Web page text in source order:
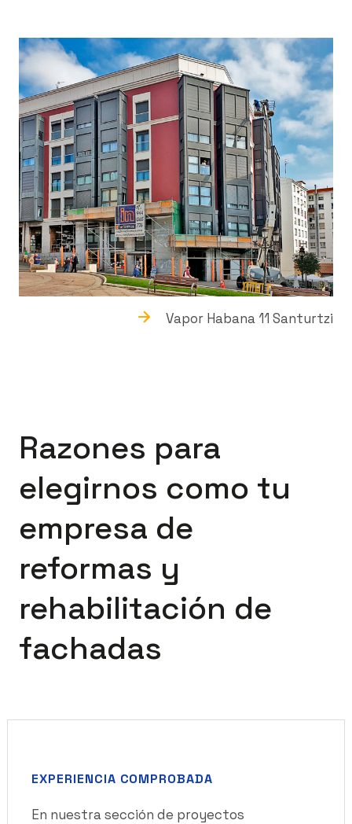
Vapor Habana 11 Santurtzi
Razones para
elegirnos como tu
empresa de
reformas y
rehabilitación de
fachadas
EXPERIENCIA COMPROBADA
En nuestra sección de proyectos